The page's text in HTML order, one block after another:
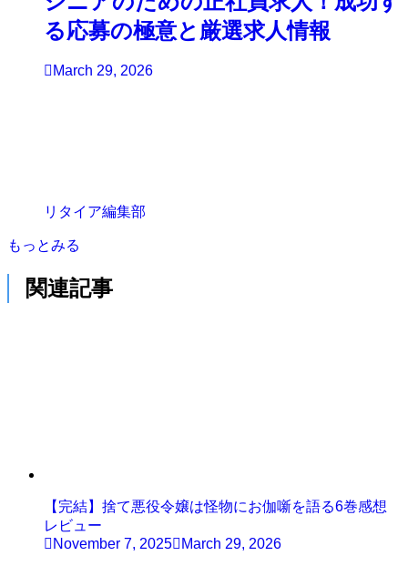
る応募の極意と厳選求人情報
March 29, 2026
リタイア編集部
もっとみる
関連記事
【完結】捨て悪役令嬢は怪物にお伽噺を語る6巻感想
レビュー
November 7, 2025
March 29, 2026